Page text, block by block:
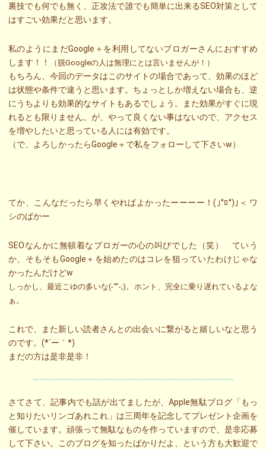
裏技でも何でも無く、正攻法で誰でも簡単に出来るSEO対策として
はすごい効果だと思います。
私のようにまだGoogle＋を利用してないブロガーさんにおすすめ
します！！
（脱Googleの人は無理にとは言いませんが！）
もちろん、今回のデータはこのサイトの場合であって、効果のほど
は状態や条件で違うと思います。ちょっとしか増えない場合も、逆
にうちよりも効果的なサイトもあるでしょう。また効果がすぐに現
れるとも限りません。が、やって良くない事はないので、アクセス
を増やしたいと思っている人には有効です。
（で、よろしかったらGoogle＋で私をフォローして下さいw）
てか、こんなだったら早くやればよかったーーーー！(｣°ﾛ°)｣＜ ワ
シのばかー
SEOなんかに無頓着なブロガーの心の叫びでした（笑） ていう
か、そもそもGoogle＋を始めたのはコレを狙っていたわけじゃな
かったんだけどw
しっかし、最近こゆの多いな(-“”-;)。ホント、完全に乗り遅れているよな
ぁ。
これで、また新しい読者さんとの出会いに繋がると嬉しいなと思う
のです。(*´ー｀*)
まだの方は是非是非！
さてさて、記事内でも話が出てましたが、Apple無駄ブログ「もっ
と知りたいリンゴあれこれ」は三周年を記念してプレゼント企画を
催しています。頑張って無駄なものを作っていますので、是非応募
して下さい。このブログを知ったばかりだよ、という方も大歓迎で